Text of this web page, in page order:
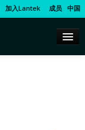
加入Lantek 成员 中国